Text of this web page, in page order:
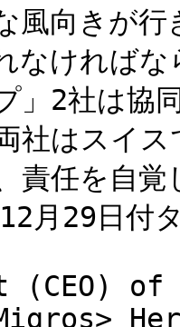
風向きが
なければ
」2社は協
社はスイ
責任を自
12月29日付
(CEO) of